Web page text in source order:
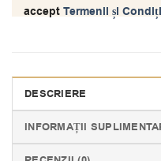
acceptTermenii și
DESCRIERE
INFORMAȚII